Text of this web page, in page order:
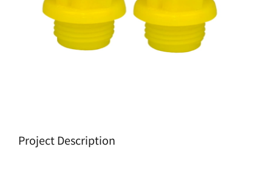
公司介紹
Project Description